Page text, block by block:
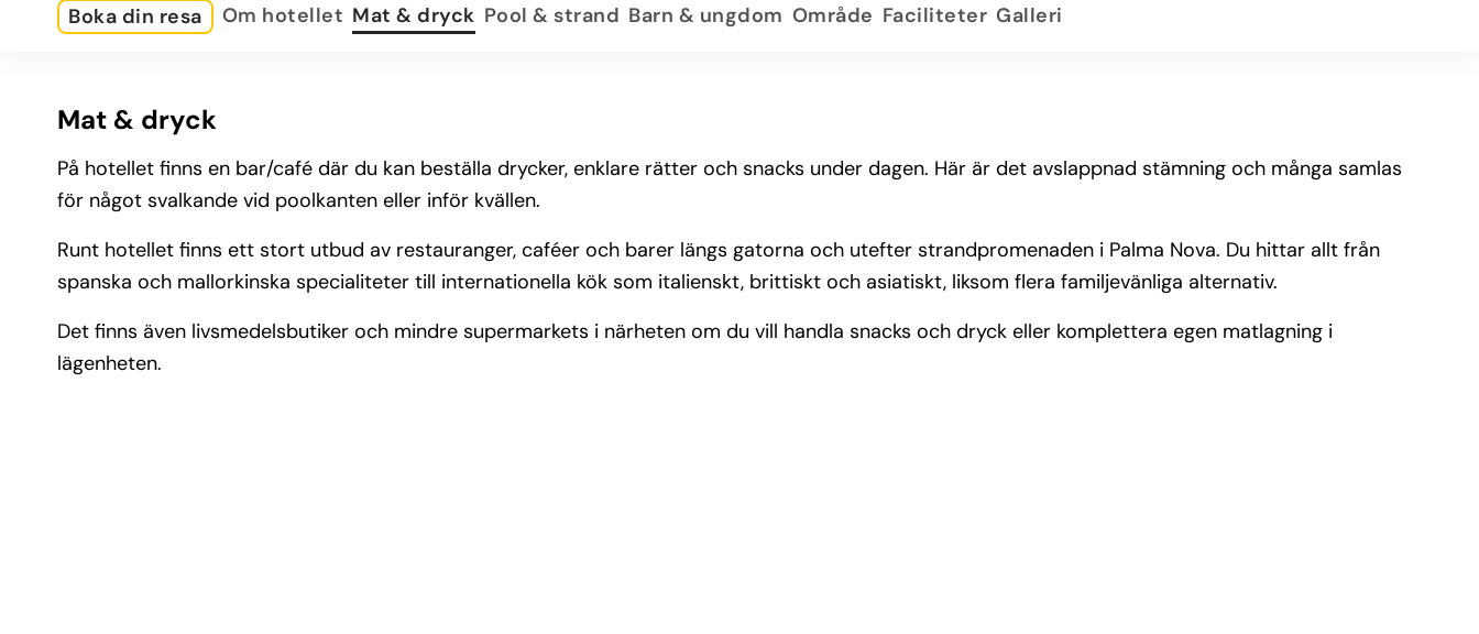
Boka din resa Om hotellet Mat & dryck Pool & strand Barn & ungdom Område Faciliteter Galleri
Mat & dryck
På hotellet finns en bar/café där du kan beställa drycker, enklare rätter och snacks under dagen. Här är det avslappnad stämning och många samlas
för något svalkande vid poolkanten eller inför kvällen.
Runt hotellet finns ett stort utbud av restauranger, caféer och barer längs gatorna och utefter strandpromenaden i Palma Nova. Du hittar allt från
spanska och mallorkinska specialiteter till internationella kök som italienskt, brittiskt och asiatiskt, liksom flera familjevänliga alternativ.
Det finns även livsmedelsbutiker och mindre supermarkets i närheten om du vill handla snacks och dryck eller komplettera egen matlagning i
lägenheten.